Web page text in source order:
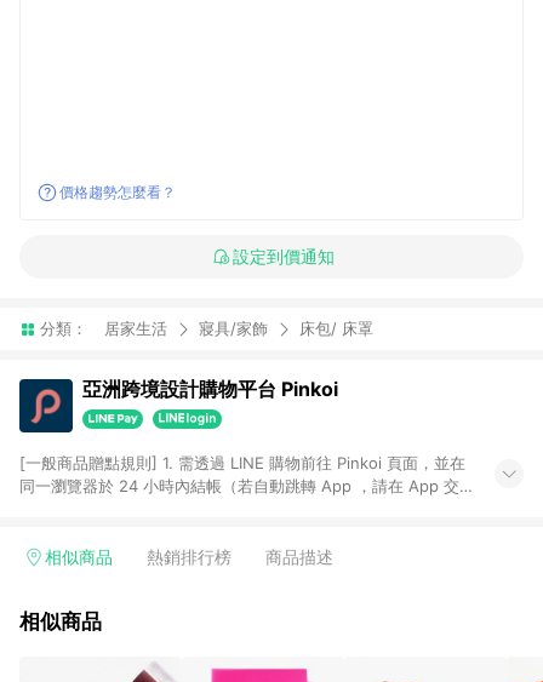
價格趨勢怎麼看？
設定到價通知
分類： 居家生活 寢具/家飾 床包/ 床罩
亞洲跨境設計購物平台 Pinkoi
[一般商品贈點規則] 1. 需透過 LINE 購物前往 Pinkoi 頁面，並在
同一瀏覽器於 24 小時內結帳（若自動跳轉 App ，請在 App 交
回饋訂單不得享有 Pinkoi 站方優惠，例如首購優惠，P coins，
行為，不具贈點資格，部分退款不在此限。 6. APP 請更新至
貨後 45 天後發送。 8. 群眾募資商品，禮物卡，開館保證金，補
相似商品 熱銷排行榜 商品描述
相似商品